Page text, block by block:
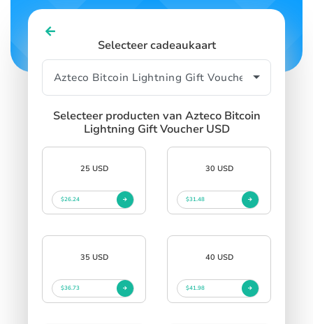
Selecteer cadeaukaart
Selecteer producten van Azteco Bitcoin
Lightning Gift Voucher USD
25 USD
$26.24
30 USD
$31.48
35 USD
$36.73
40 USD
$41.98